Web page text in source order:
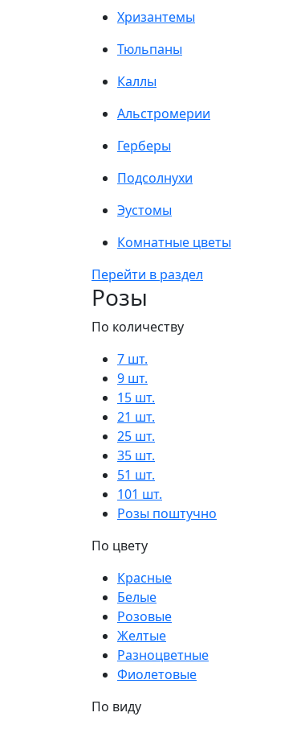
Хризантемы
Тюльпаны
Каллы
Альстромерии
Герберы
Подсолнухи
Эустомы
Комнатные цветы
Перейти в раздел
Розы
По количеству
7 шт.
9 шт.
15 шт.
21 шт.
25 шт.
35 шт.
51 шт.
101 шт.
Розы поштучно
По цвету
Красные
Белые
Розовые
Желтые
Разноцветные
Фиолетовые
По виду